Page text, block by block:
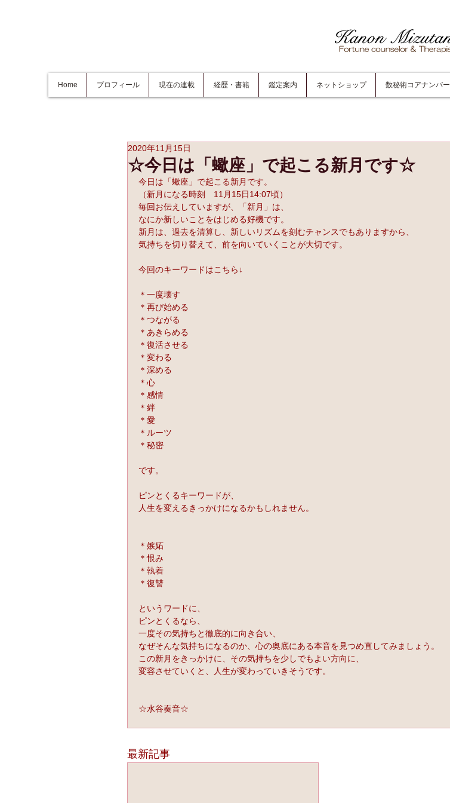
Home プロフィール 現在の連載 経歴・書籍 鑑定案内 ネットショップ 数秘術コアナンバー
☆今日は「蠍座」で起こる新月です☆
2020年11月15日
今日は「蠍座」で起こる新月です。
（新月になる時刻　11月15日14:07頃）
毎回お伝えしていますが、「新月」は、
なにか新しいことをはじめる好機です。
新月は、過去を清算し、新しいリズムを刻むチャンスでもありますから、
気持ちを切り替えて、前を向いていくことが大切です。
今回のキーワードはこちら↓
＊一度壊す
＊再び始める
＊つながる
＊あきらめる
＊復活させる
＊変わる
＊深める
＊心
＊感情
＊絆
＊愛
＊ルーツ
＊秘密
です。
ピンとくるキーワードが、
人生を変えるきっかけになるかもしれません。
＊嫉妬
＊恨み
＊執着
＊復讐
というワードに、
ピンとくるなら、
一度その気持ちと徹底的に向き合い、
なぜそんな気持ちになるのか、心の奥底にある本音を見つめ直してみましょう。
この新月をきっかけに、その気持ちを少しでもよい方向に、
変容させていくと、人生が変わっていきそうです。
☆水谷奏音☆
最新記事